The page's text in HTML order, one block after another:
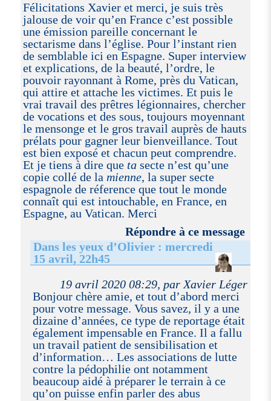
Félicitations Xavier et merci, je suis très
jalouse de voir qu’en France c’est possible
une émission pareille concernant le
sectarisme dans l’église. Pour l’instant rien
de semblable ici en Espagne. Super interview
et explications, de la beauté, l’ordre, le
pouvoir rayonnant à Rome, près du Vatican,
qui attire et attache les victimes. Et puis le
vrai travail des prêtres légionnaires, chercher
de vocations et des sous, toujours moyennant
le mensonge et le gros travail auprès de hauts
prélats pour gagner leur bienveillance. Tout
est bien exposé et chacun peut comprendre.
Et je tiens à dire que tasecte n’est qu’une
copie collé de la mienne, la super secte
espagnole de réference que tout le monde
connaît qui est intouchable, en France, en
Espagne, au Vatican. Merci
Répondre à ce message
Dans les yeux d’Olivier : mercredi
15 avril, 22h45
19 avril 2020 08:29, par Xavier Léger
Bonjour chère amie, et tout d’abord merci
pour votre message. Vous savez, il y a une
dizaine d’années, ce type de reportage était
également impensable en France. Il a fallu
un travail patient de sensibilisation et
d’information… Les associations de lutte
contre la pédophilie ont notamment
beaucoup aidé à préparer le terrain à ce
qu’on puisse enfin parler des abus